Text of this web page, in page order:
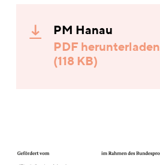
PM Hanau
PDF herunterladen
(118 KB)